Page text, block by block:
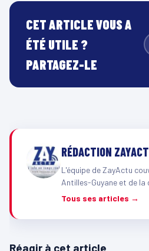
CET ARTICLE VOUS A
ÉTÉ UTILE ?
PARTAGEZ-LE
RÉDACTION
L'équipe de ZayActu
Antilles-Guyane et de la
Tous ses articles →
Réagir à cet article